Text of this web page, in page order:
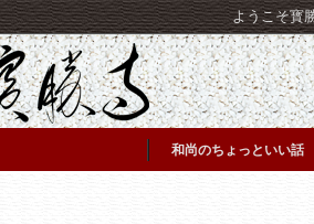
ようこそ寳
和尚のちょっといい話